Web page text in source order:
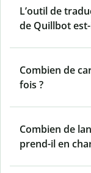
L’outil de
de Quillbot
Combien de
fois ?
Combien de
prend-il en